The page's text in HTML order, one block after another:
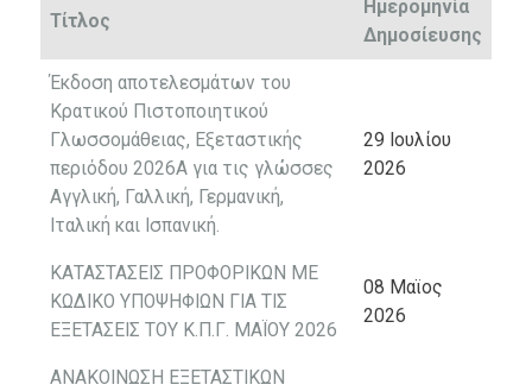
Τίτλος
Ημερομηνία
Δημοσίευσης
Έκδοση αποτελεσμάτων του
Κρατικού Πιστοποιητικού
Γλωσσομάθειας, Εξεταστικής
περιόδου 2026Α για τις γλώσσες
Αγγλική, Γαλλική, Γερμανική,
Ιταλική και Ισπανική.
29 Ιουλίου
2026
ΚΑΤΑΣΤΑΣΕΙΣ ΠΡΟΦΟΡΙΚΩΝ ΜΕ
ΚΩΔΙΚΟ ΥΠΟΨΗΦΙΩΝ ΓΙΑ ΤΙΣ
ΕΞΕΤΑΣΕΙΣ ΤΟΥ Κ.Π.Γ. ΜΑΪΟΥ 2026
08 Μαϊος
2026
ΑΝΑΚΟΙΝΩΣΗ ΕΞΕΤΑΣΤΙΚΩΝ